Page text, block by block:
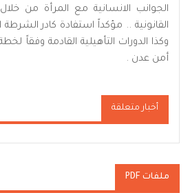
الجوانب الانسانية مع المرأة من
القانونية .. مؤكداً استفادة كادر
وكذا الدورات التأهيلية القادمة وفقاً
أمن عدن .
أخبار متعلقة
ملفات PDF